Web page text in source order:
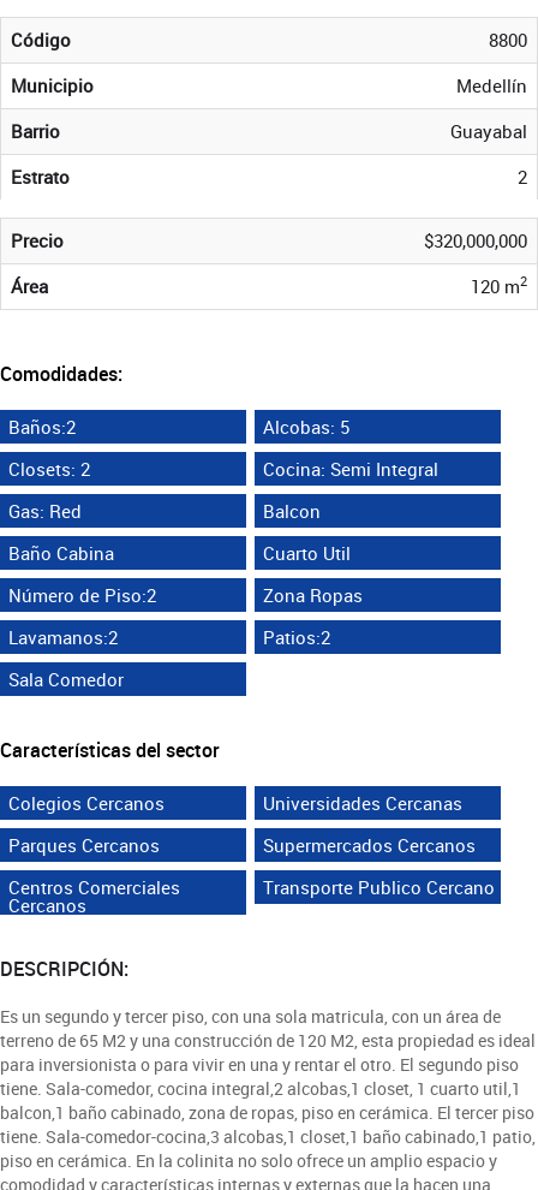
Código
8800
Municipio
Medellín
Barrio
Guayabal
Estrato
2
Precio
$320,000,000
Área
120 m2
Comodidades:
Baños:2
Alcobas: 5
Closets: 2
Cocina: Semi Integral
Gas: Red
Balcon
Baño Cabina
Cuarto Util
Número de Piso:2
Zona Ropas
Lavamanos:2
Patios:2
Sala Comedor
Características del sector
Colegios Cercanos
Universidades Cercanas
Parques Cercanos
Supermercados Cercanos
Centros Comerciales
Cercanos
Transporte Publico Cercano
DESCRIPCIÓN:
Es un segundo y tercer piso, con una sola matricula, con un área de
terreno de 65 M2 y una construcción de 120 M2, esta propiedad es ideal
para inversionista o para vivir en una y rentar el otro. El segundo piso
tiene. Sala-comedor, cocina integral,2 alcobas,1 closet, 1 cuarto util,1
balcon,1 baño cabinado, zona de ropas, piso en cerámica. El tercer piso
tiene. Sala-comedor-cocina,3 alcobas,1 closet,1 baño cabinado,1 patio,
piso en cerámica. En la colinita no solo ofrece un amplio espacio y
comodidad y características internas y externas que la hacen una